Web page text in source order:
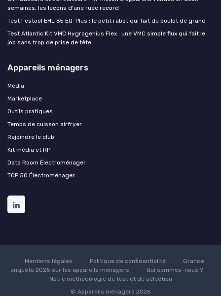
semaines, les leçons d'une ruée record
Test Festool EHL 65 EQ-Plus : le petit rabot qui fait du boulot de grand
Test Atlantic Kit VMC Hygrogenius Flex : une VMC simple flux qui fait le
job sans trop de prise de tête
Appareils ménagers
Média
Marketplace
Outils pratiques
Temps de cuisson airfryer
Rejoindre le club
Kit média et RP
Data Room Électroménager
TOP 50 Électroménager
Mentions légales Politique de confidentialité
Grande
enquête 2025 sur les appareils ménagers
Qui sommes-nous ?
Notre méthodologie de test et de sélection
© Appareils ménagers 2026